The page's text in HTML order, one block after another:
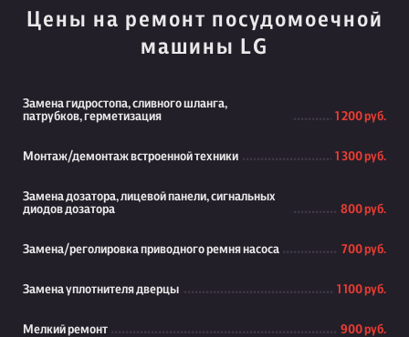
Цены на ремонт посудомоечной
машины LG
Замена гидростопа, сливного шланга,
патрубков, герметизация
1 200 руб.
Монтаж/демонтаж встроенной техники 1 300 руб.
Замена дозатора, лицевой панели, сигнальных
диодов дозатора
800 руб.
Замена/реголировка приводного ремня насоса 700 руб.
Замена уплотнителя дверцы 1 100 руб.
Мелкий ремонт 900 руб.